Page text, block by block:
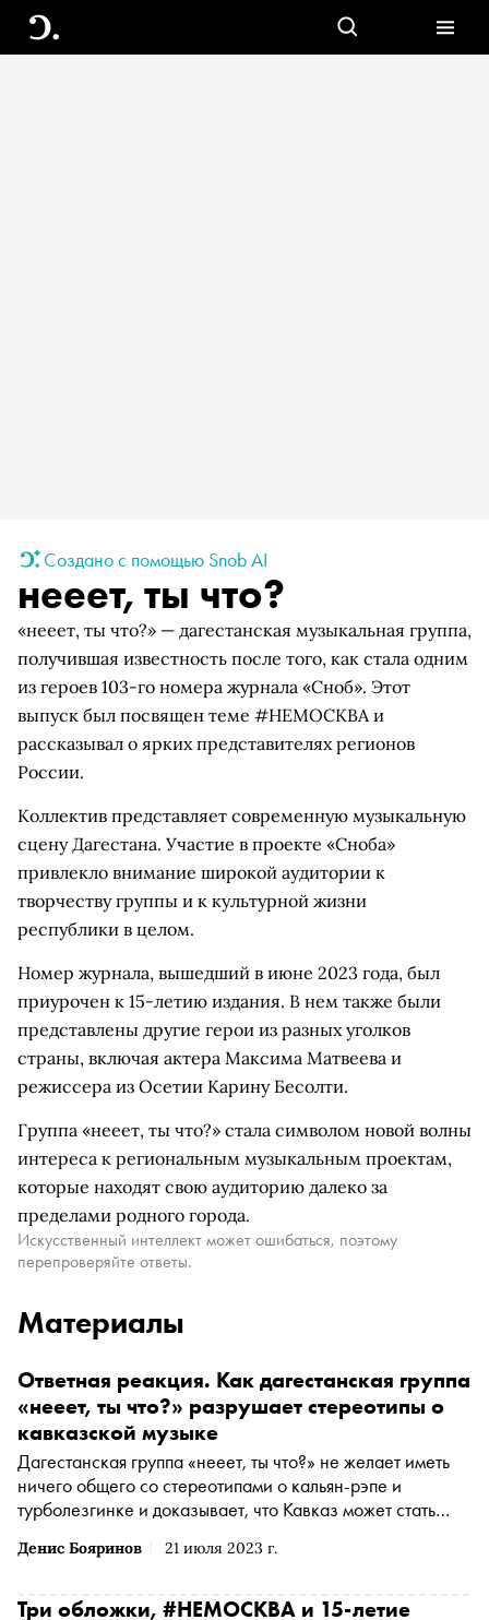
Создано с помощью Snob AI
нееет, ты что?
«нееет, ты что?» — дагестанская музыкальная группа,
получившая известность после того, как стала одним
из героев 103-го номера журнала «Сноб». Этот
выпуск был посвящен теме #НЕМОСКВА и
рассказывал о ярких представителях регионов
России.
Коллектив представляет современную музыкальную
сцену Дагестана. Участие в проекте «Сноба»
привлекло внимание широкой аудитории к
творчеству группы и к культурной жизни
республики в целом.
Номер журнала, вышедший в июне 2023 года, был
приурочен к 15-летию издания. В нем также были
представлены другие герои из разных уголков
страны, включая актера Максима Матвеева и
режиссера из Осетии Карину Бесолти.
Группа «нееет, ты что?» стала символом новой волны
интереса к региональным музыкальным проектам,
которые находят свою аудиторию далеко за
пределами родного города.
Искусственный интеллект может ошибаться, поэтому
перепроверяйте ответы.
Материалы
Денис Бояринов 21 июля 2023 г.
Ответная реакция. Как дагестанская группа
«нееет, ты что?» разрушает стереотипы о
кавказской музыке
Дагестанская группа «нееет, ты что?» не желает иметь
ничего общего со стереотипами о кальян-рэпе и
турболезгинке и доказывает, что Кавказ может стать
Три обложки, #НЕМОСКВА и 15-летие